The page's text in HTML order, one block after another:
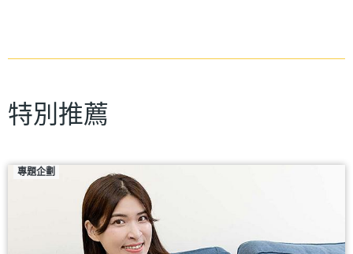
特別推薦
專題企劃